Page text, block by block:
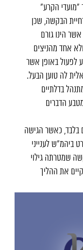
"מועדי הקרע"
הבקשה, שכן
הינו גורם
אחד מהניצים
לפעול באופן אשר
לה טוען הבעל.
בדלתיים
הדברים
בלבד, כאשר הגישה
ביהמ"ש לענייני
שמטרתה גילוי
את ההליך